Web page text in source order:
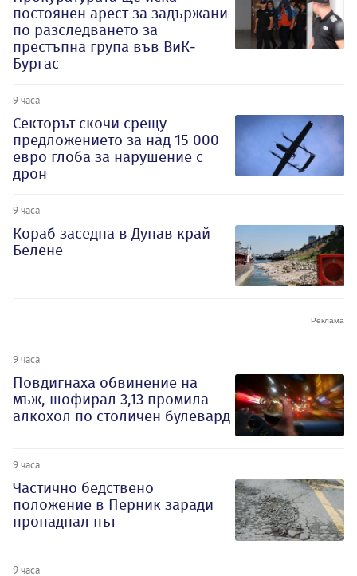
постоянен арест за задържани
по разследването за
престъпна група във ВиК-
Бургас
9 часа
Секторът скочи срещу
предложението за над 15 000
евро глоба за нарушение с
дрон
9 часа
Кораб заседна в Дунав край
Белене
9 часа
Повдигнаха обвинение на
мъж, шофирал 3,13 промила
алкохол по столичен булевард
9 часа
Частично бедствено
положение в Перник заради
пропаднал път
9 часа